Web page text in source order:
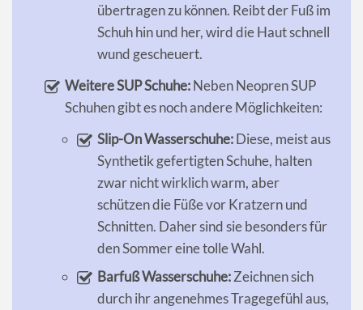
übertragen zu können. Reibt der Fuß im
Schuh hin und her, wird die Haut schnell
wund gescheuert.
Weitere SUP Schuhe:Neben Neopren SUP
Schuhen gibt es noch andere Möglichkeiten:
Slip-On Wasserschuhe:Diese, meist aus
Synthetik gefertigten Schuhe, halten
zwar nicht wirklich warm, aber
schützen die Füße vor Kratzern und
Schnitten. Daher sind sie besonders für
den Sommer eine tolle Wahl.
Barfuß Wasserschuhe:Zeichnen sich
durch ihr angenehmes Tragegefühl aus,